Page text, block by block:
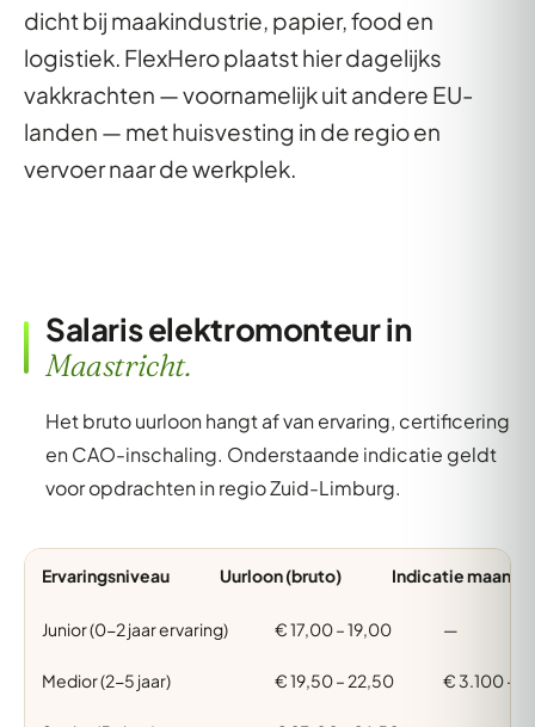
dicht bij maakindustrie, papier, food en
logistiek. FlexHero plaatst hier dagelijks
vakkrachten — voornamelijk uit andere EU-
landen — met huisvesting in de regio en
vervoer naar de werkplek.
Salaris elektromonteur in
Maastricht.
Het bruto uurloon hangt af van ervaring, certificering
en CAO-inschaling. Onderstaande indicatie geldt
voor opdrachten in regio Zuid-Limburg.
Ervaringsniveau Uurloon (bruto) Indicatie maand
Junior (0-2 jaar ervaring) € 17,00 – 19,00 —
Medior (2-5 jaar) € 19,50 – 22,50 € 3.100 –